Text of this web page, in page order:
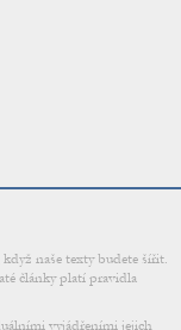
naše texty budete šířit.
články platí pravidla
vyjádřeními jejich